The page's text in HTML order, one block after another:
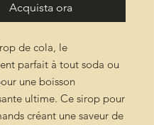
Acquista ora
de cola, le
parfait à tout soda ou
une boisson
ultime. Ce sirop pour
créant une saveur de